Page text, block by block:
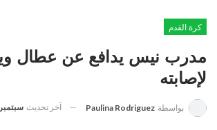
كرة القدم
مدرب نيس يدافع عن عطال
لإصابته
بواسطة Paulina Rodriguez آخر تحديث سبتمبر 20,